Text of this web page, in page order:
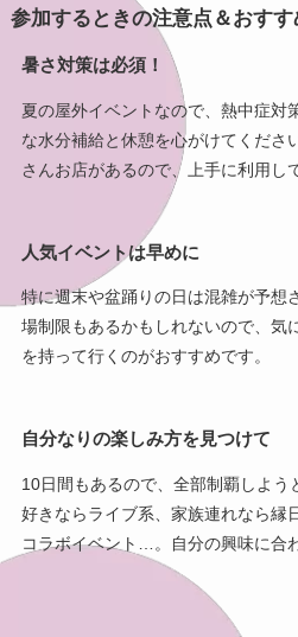
参加するときの注意点＆おす
暑さ対策は必須！
夏の屋外イベントなので、熱中症対
な水分補給と休憩を心がけてくださ
さんお店があるので、上手に利用し
人気イベントは早めに
特に週末や盆踊りの日は混雑が予想
場制限もあるかもしれないので、気
を持って行くのがおすすめです。
自分なりの楽しみ方を見つけて
10日間もあるので、全部制覇しよう
好きならライブ系、家族連れなら縁
コラボイベント…。自分の興味に合